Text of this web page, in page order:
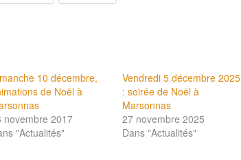
10 décembre,
de Noël à
novembre 2017
"Actualités"
Vendredi 5 décembre 2025
: soirée de Noël à
Marsonnas
27 novembre 2025
Dans "Actualités"